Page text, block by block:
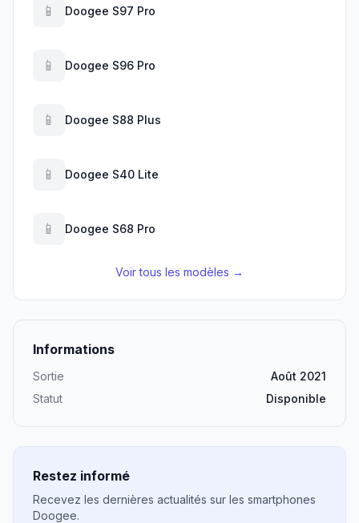
📱 Doogee S97 Pro
📱 Doogee S96 Pro
📱 Doogee S88 Plus
📱 Doogee S40 Lite
📱 Doogee S68 Pro
Voir tous les modèles →
Informations
Sortie
Août 2021
Statut
Disponible
Restez informé
Recevez les dernières actualités sur les smartphones
Doogee.